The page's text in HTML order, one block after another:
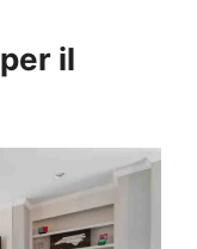
il